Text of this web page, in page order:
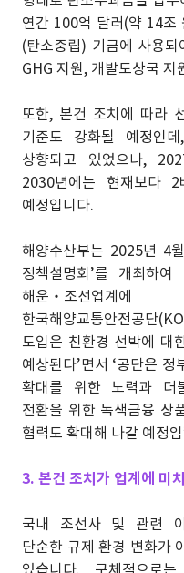
연간 100억 달러(약 14조
(탄소중립) 기금에 사용
GHG 지원, 개발도상국 지
또한, 본건 조치에 따라
기준도 강화될 예정인
상향되고 있었으나,
2030년에는 현재보다
예정입니다.
해양수산부는 2025년 4
정책설명회’를 개최하
해운‧조선업계
한국해양교통안전공단
도입은 친환경 선박에 대
예상된다’면서 ‘공단은
확대를 위한 노력과 더
전환을 위한 녹색금융 상
협력도 확대해 나갈 예정
3. 본건 조치가 업계에 미
국내 조선사 및 관련
단순한 규제 환경 변화가
있습니다. 구체적으로